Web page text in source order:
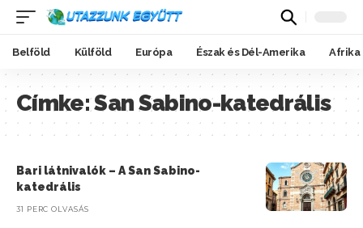
Belföld Külföld Európa Észak és Dél-Amerika Afrika
Címke:San Sabino-katedrális
Bari látnivalók – A San Sabino-
katedrális
31 PERC OLVASÁS